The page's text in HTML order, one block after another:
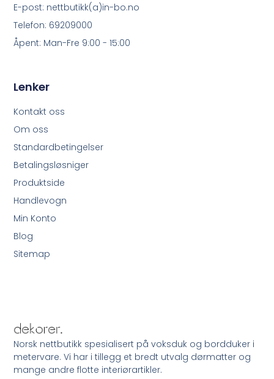
Norsk nettbutikk spesialisert på voksduk og bordduker i
metervare. Vi har i tillegg et bredt utvalg dørmatter og
mange andre flotte interiørartikler.
Lenker
Kontakt oss
Om oss
Standardbetingelser
Betalingsløsniger
Produktside
Handlevogn
Min Konto
Blog
Sitemap
E-post: nettbutikk(a)in-bo.no
Telefon: 69209000
Åpent: Man-Fre 9:00 - 15:00